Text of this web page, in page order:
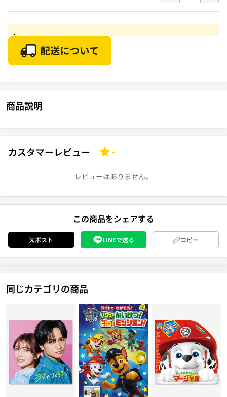
商品説明
カスタマーレビュー -
レビューはありません。
この商品をシェアする
ポスト LINEで送る コピー
同じカテゴリの商品